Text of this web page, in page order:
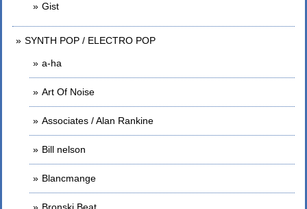
Gist
SYNTH POP / ELECTRO POP
a-ha
Art Of Noise
Associates / Alan Rankine
Bill nelson
Blancmange